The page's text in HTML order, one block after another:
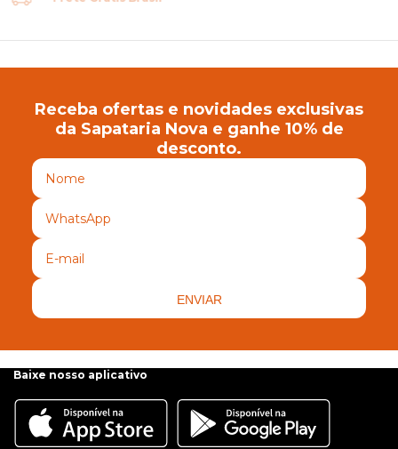
Receba ofertas e novidades exclusivas
da Sapataria Nova e ganhe 10% de
desconto.
ENVIAR
Baixe nosso aplicativo